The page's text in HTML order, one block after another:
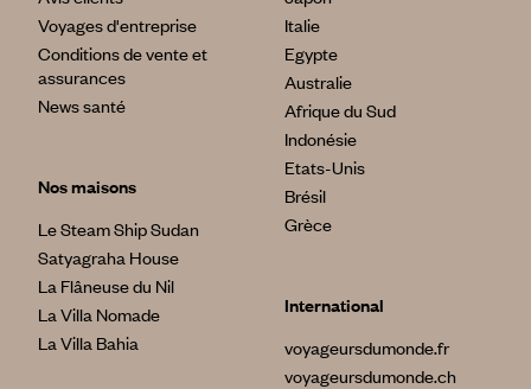
Voyages d'entreprise
Conditions de vente et
assurances
News santé
Nos maisons
Le Steam Ship Sudan
Satyagraha House
La Flâneuse du Nil
La Villa Nomade
La Villa Bahia
Italie
Egypte
Australie
Afrique du Sud
Indonésie
Etats-Unis
Brésil
Grèce
International
voyageursdumonde.fr
voyageursdumonde.ch